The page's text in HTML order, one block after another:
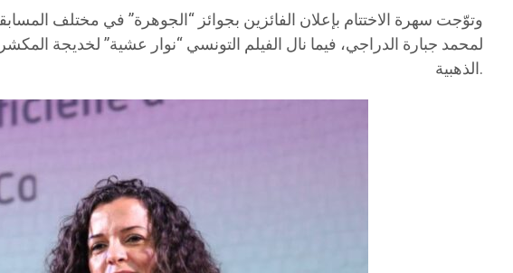
وتوّجت سهرة الاختتام بإعلان الفائزين بجوائز “الجوهرة” في مختلف
لمحمد جبارة الدراجي، فيما نال الفيلم التونسي “نوار عشية” لخديجة
الذهبية.